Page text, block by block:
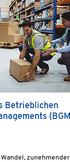
Betrieblichen